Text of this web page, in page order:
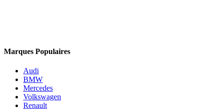
Marques Populaires
Audi
BMW
Mercedes
Volkswagen
Renault